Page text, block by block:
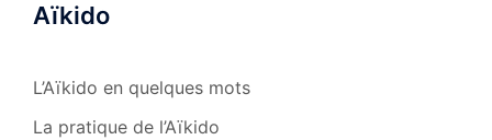
Aïkido
L’Aïkido en quelques mots
La pratique de l’Aïkido